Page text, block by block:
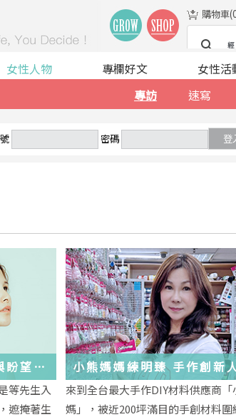
購物車(
女性人物
專訪
速寫
專欄好文 女性活
密碼 登
望的
等先生入
遮掩著生
小熊媽媽練明臻 手作創新
來到全台最大手作DIY材料供應商「
媽」，被近200坪滿目的手創材料圍